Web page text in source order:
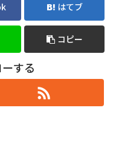
はてブ
コピー
する